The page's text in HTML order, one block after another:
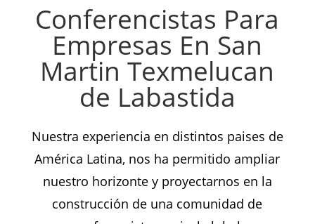
Conferencistas Para
Empresas En San
Martin Texmelucan
de Labastida
Nuestra experiencia en distintos paises de
América Latina, nos ha permitido ampliar
nuestro horizonte y proyectarnos en la
construcción de una comunidad de